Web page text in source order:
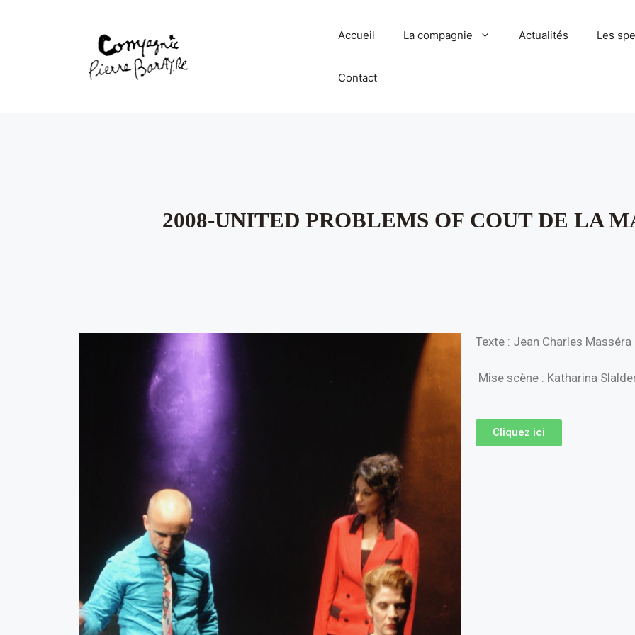
Accueil La compagnie Actualités Les
Contact
2008-UNITED PROBLEMS OF COUT DE LA
Texte : Jean Charles Masséra
Mise scène : Katharina
Cliquez ici